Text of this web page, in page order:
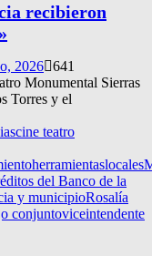
recibieron
2026 641
Monumental Sierras
Torres y el
cine teatro
herramientaslocales
del Banco de la
y municipioRosalía
conjuntoviceintendente